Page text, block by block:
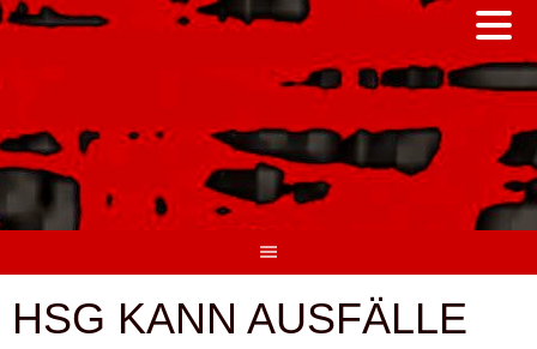
HSG KANN AUSFÄLLE